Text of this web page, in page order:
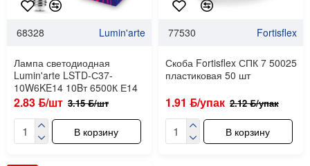
68328 Lumin'arte
Лампа светодиодная
Lumin'arte LSTD-С37-
10W6KE14 10Bт 6500К Е14
2.83 ƃ/шт 3.15 ƃ/шт
В корзину
77530 Fortisflex
Скоба Fortisflex СПК 7 50025
пластиковая 50 шт
1.91 ƃ/упак 2.12 ƃ/упак
В корзину